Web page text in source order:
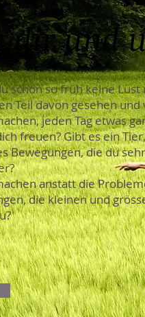
dir und
schon so früh keine
Teil davon gesehen
jeden Tag etwas
freuen? Gibt es ein
Bewegungen, die du
anstatt die
die kleinen und